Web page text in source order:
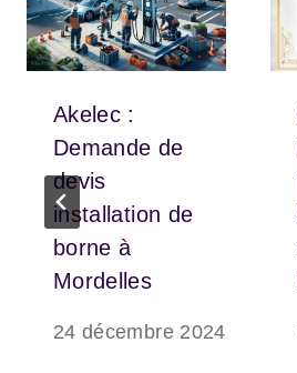
Akelec :
Demande de
devis
installation de
borne à
Mordelles
24 décembre 2024